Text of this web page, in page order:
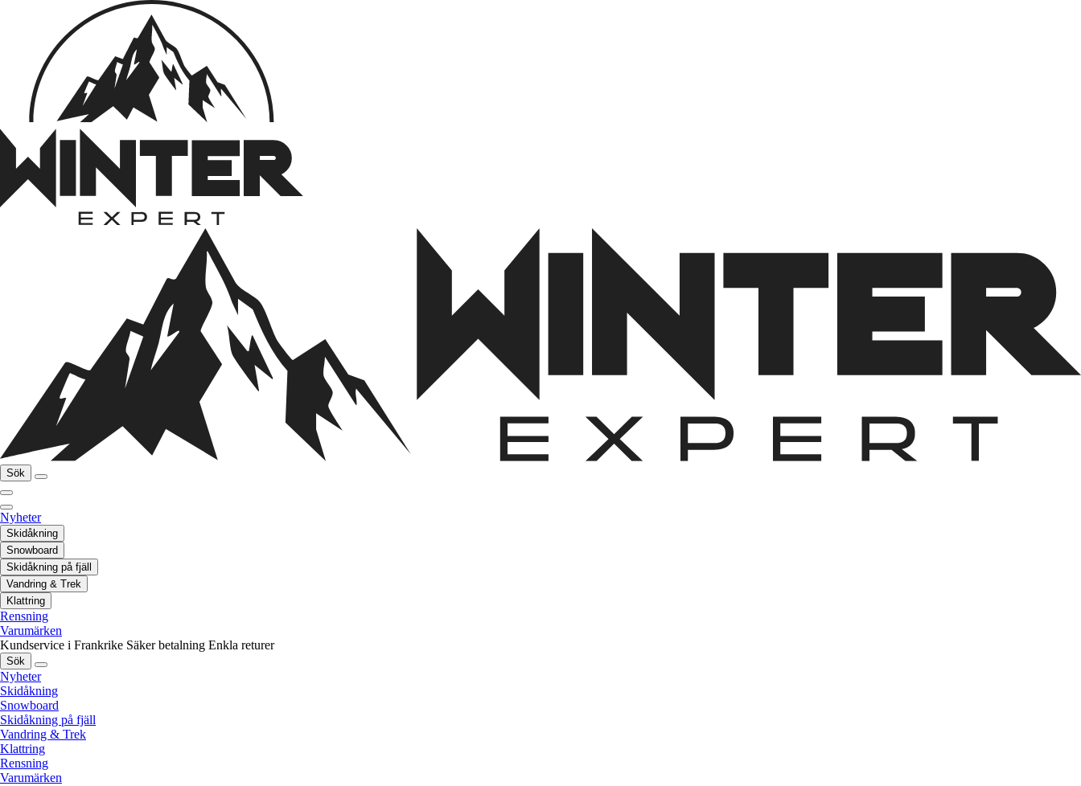
Sök
Nyheter
Skidåkning
Snowboard
Skidåkning på fjäll
Vandring & Trek
Klattring
Rensning
Varumärken
Kundservice i Frankrike Säker betalning Enkla returer
Sök
Nyheter
Skidåkning
Snowboard
Skidåkning på fjäll
Vandring & Trek
Klattring
Rensning
Varumärken